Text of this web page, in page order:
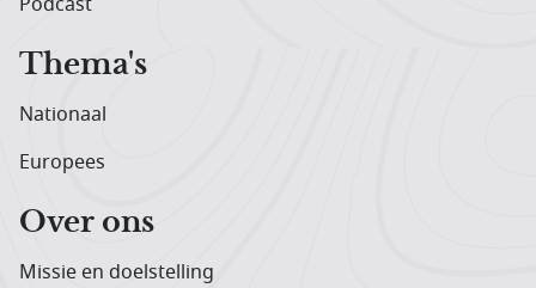
Thema's
Nationaal
Europees
Over ons
Missie en doelstelling